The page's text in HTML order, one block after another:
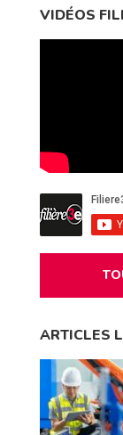
VIDÉOS
ARTICLES